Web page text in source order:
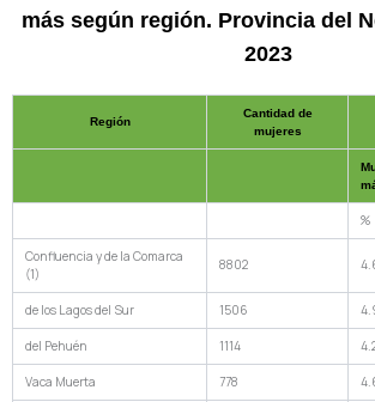
más según región. Provincia del
2023
Región
Cantidad de
mujeres
%
Confluencia y de la Comarca
(1)
8802
de los Lagos del Sur 1506
del Pehuén 1114
Vaca Muerta 778